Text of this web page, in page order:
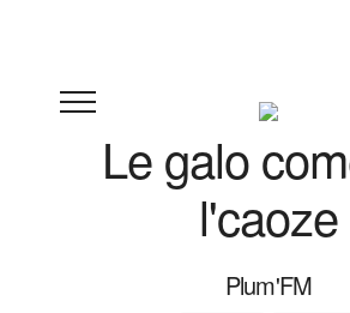
Le galo
l'caoze
Plum'FM